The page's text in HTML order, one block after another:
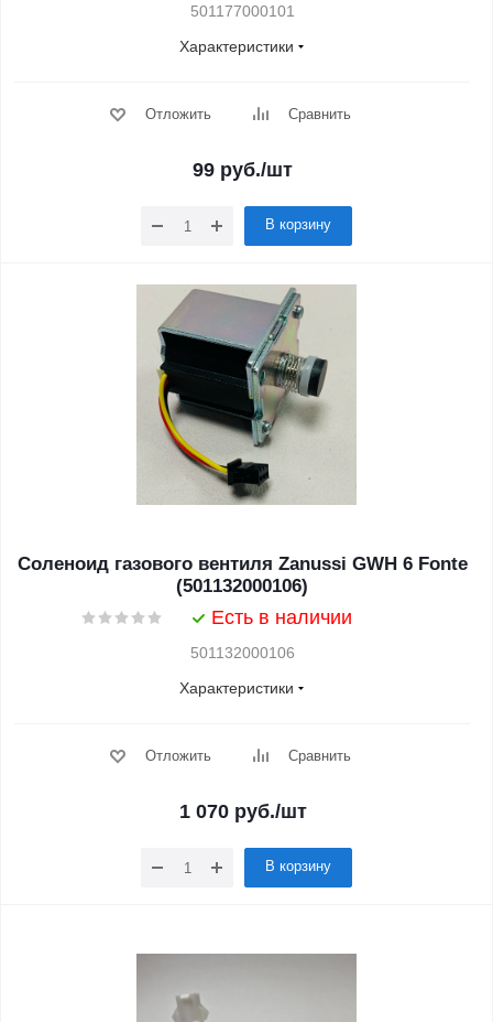
501177000101
Характеристики
Отложить Сравнить
99 руб./шт
В корзину
Соленоид газового вентиля Zanussi GWH 6 Fonte
(501132000106)
Есть в наличии
501132000106
Характеристики
Отложить Сравнить
1 070руб./шт
В корзину